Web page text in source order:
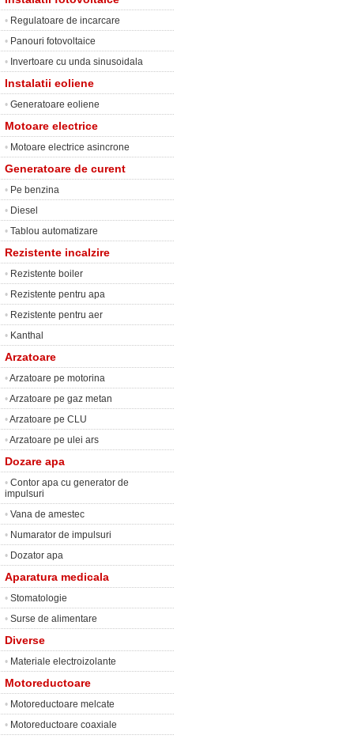
• Regulatoare de incarcare
• Panouri fotovoltaice
• Invertoare cu unda sinusoidala
Instalatii eoliene
• Generatoare eoliene
Motoare electrice
• Motoare electrice asincrone
Generatoare de curent
• Pe benzina
• Diesel
• Tablou automatizare
Rezistente incalzire
• Rezistente boiler
• Rezistente pentru apa
• Rezistente pentru aer
• Kanthal
Arzatoare
•Arzatoare pe motorina
•Arzatoare pe gaz metan
•Arzatoare pe CLU
•Arzatoare pe ulei ars
Dozare apa
• Contor apa cu generator de
impulsuri
• Vana de amestec
• Numarator de impulsuri
• Dozator apa
Aparatura medicala
• Stomatologie
• Surse de alimentare
Diverse
• Materiale electroizolante
Motoreductoare
• Motoreductoare melcate
• Motoreductoare coaxiale